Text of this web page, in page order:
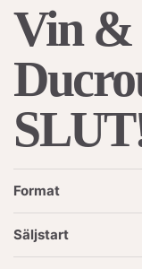
Vin &
Format
Säljstart